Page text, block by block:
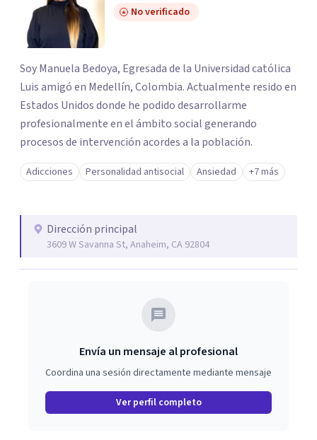
No verificado
Soy Manuela Bedoya, Egresada de la Universidad católica
Luis amigó en Medellín, Colombia. Actualmente resido en
Estados Unidos donde he podido desarrollarme
profesionalmente en el ámbito social generando
procesos de intervención acordes a la población.
Adicciones Personalidad antisocial Ansiedad +7 más
Dirección principal
3609 W Savanna St, Anaheim, CA 92804
Envía un mensaje al profesional
Coordina una sesión directamente mediante mensaje
Ver perfil completo